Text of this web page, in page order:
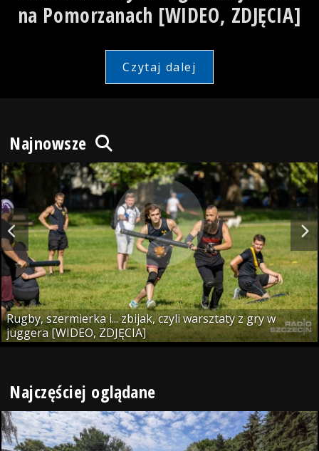
na Pomorzanach [WIDEO, ZDJĘCIA]
Czytaj dalej
Najnowsze
Rugby, szermierka i... zbijak, czyli warsztaty z gry w
juggera [WIDEO, ZDJĘCIA]
Najczęściej oglądane